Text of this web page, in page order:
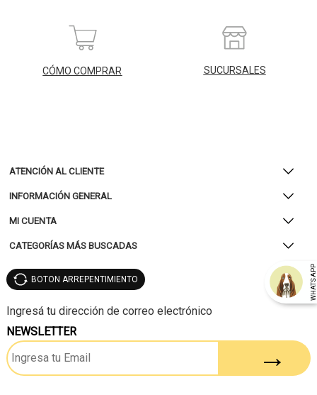
CÓMO COMPRAR SUCURSALES
ATENCIÓN AL CLIENTE
INFORMACIÓN GENERAL
MI CUENTA
CATEGORÍAS MÁS BUSCADAS
WHATSAPP
BOTON ARREPENTIMIENTO
NEWSLETTER